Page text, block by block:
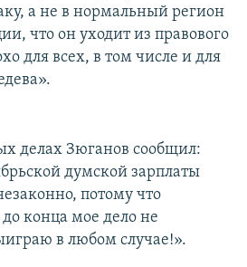
а не в нормальный регион
что он уходит из правового
для всех, в том числе и для
делах Зюганов сообщил:
думской зарплаты
потому что
конца мое дело не
в любом случае!».